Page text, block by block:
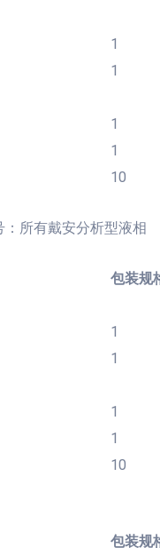
1
1
1
1
10
所有戴安分析型液相
包装规
1
1
1
1
10
包装规